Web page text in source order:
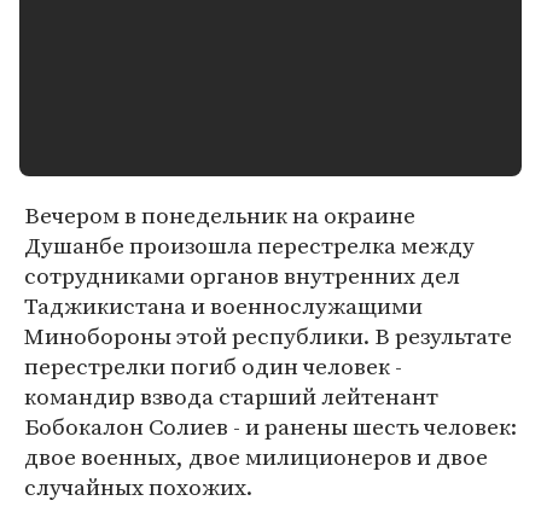
Вечером в понедельник на окраине
Душанбе произошла перестрелка между
сотрудниками органов внутренних дел
Таджикистана и военнослужащими
Минобороны этой республики. В результате
перестрелки погиб один человек -
командир взвода старший лейтенант
Бобокалон Солиев - и ранены шесть человек:
двое военных, двое милиционеров и двое
случайных похожих.